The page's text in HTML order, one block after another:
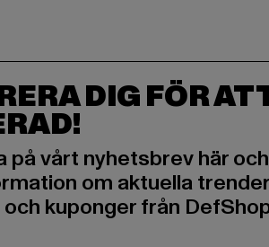
DIG FÖR
på vårt nyhetsbrev här
om aktuella
kuponger från